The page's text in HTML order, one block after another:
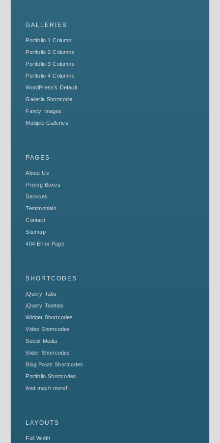
GALLERIES
Portfolio 1 Column
Portfolio 2 Columns
Portfolio 3 Columns
Portfolio 4 Columns
WordPress’s Default
Galleria Shortcode
Fancy Images
Multiple Galleries
PAGES
About Us
Pricing Boxes
Services
Testimonials
Contact
Sitemap
404 Error Page
SHORTCODES
jQuery Tabs
jQuery Tooltips
Widget Shortcodes
Video Shortcodes
Social Media
Slider Shortcodes
Blog Posts Shortcodes
Portfolio Shortcodes
And much more!
LAYOUTS
Full Width